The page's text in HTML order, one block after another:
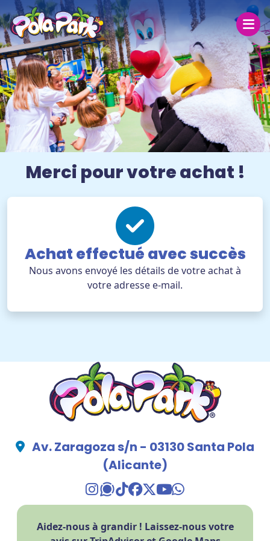
Aujourd'hui Dimanche 9
30.2 °C
31 ºC
27 ºC
Ouvert aujourd’hui de 19:00 à 00:00
Le parc
Aide
Merci pour votre achat !
Achat effectué avec succès
Nous avons envoyé les détails de votre achat à
votre adresse e-mail.
Av. Zaragoza s/n - 03130 Santa Pola
(Alicante)
TikTok Pola Park
Facebook Pola Park
Twitter/X Pola
YouTube Pola
WhatsApp
Aidez-nous à grandir ! Laissez-nous votre